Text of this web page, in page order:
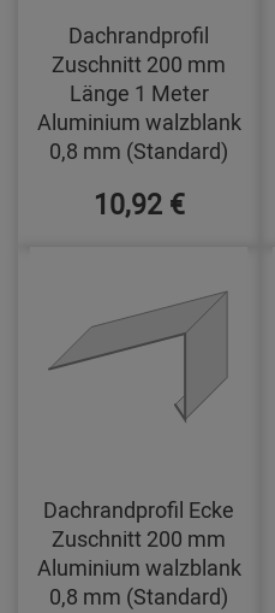
Dachrandprofil
Zuschnitt 200 mm
Länge 1 Meter
Aluminium walzblank
0,8 mm (Standard)
10,92 €
Dachrandprofil Ecke
Zuschnitt 200 mm
Aluminium walzblank
0,8 mm (Standard)